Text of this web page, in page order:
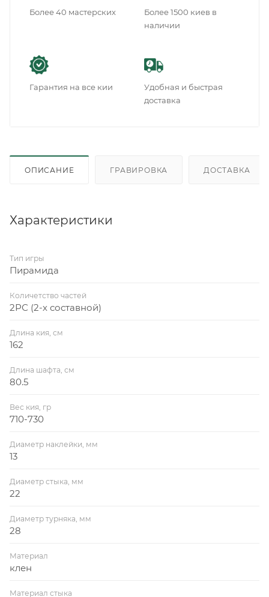
Более 40 мастерских
Более 1500 киев в
наличии
Гарантия на все кии
Удобная и быстрая
доставка
ОПИСАНИЕ ГРАВИРОВКА ДОСТАВКА
Характеристики
Тип игры
Пирамида
Количетство частей
2РС (2-х составной)
Длина кия, см
162
Длина шафта, см
80.5
Вес кия, гр
710-730
Диаметр наклейки, мм
13
Диаметр стыка, мм
22
Диаметр турняка, мм
28
Материал
клен
Материал стыка